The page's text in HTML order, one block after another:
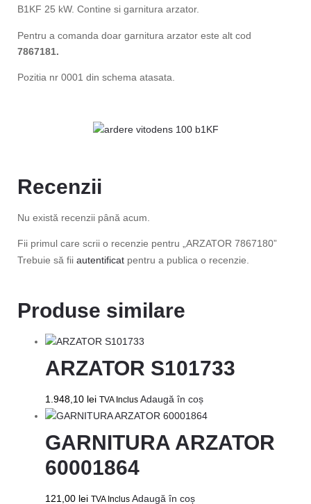
B1KF 25 kW. Contine si garnitura arzator.
Pentru a comanda doar garnitura arzator este alt cod
7867181.
Pozitia nr 0001 din schema atasata.
Recenzii
Nu există recenzii până acum.
Fii primul care scrii o recenzie pentru „ARZATOR 7867180”
Trebuie să fii autentificat pentru a publica o recenzie.
Produse similare
ARZATOR S101733
1.948,10 lei TVA Inclus Adaugă în coș
GARNITURA ARZATOR
60001864
121,00 lei TVA Inclus Adaugă în coș